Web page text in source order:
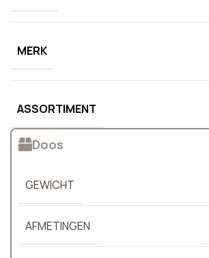
MERK
ASSORTIMENT
Doos
GEWICHT
AFMETINGEN